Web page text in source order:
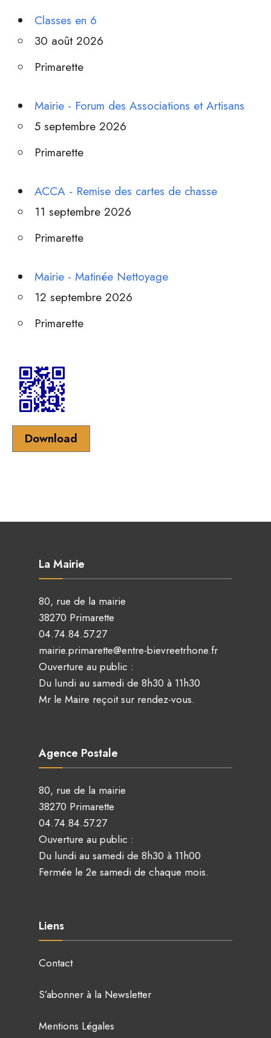
Classes en 6
30 août 2026
Primarette
Mairie - Forum des Associations et Artisans
5 septembre 2026
Primarette
ACCA - Remise des cartes de chasse
11 septembre 2026
Primarette
Mairie - Matinée Nettoyage
12 septembre 2026
Primarette
Download
La Mairie
80, rue de la mairie
38270 Primarette
04.74.84.57.27
mairie.primarette@entre-bievreetrhone.fr
Ouverture au public :
Du lundi au samedi de 8h30 à 11h30
Mr le Maire reçoit sur rendez-vous.
Agence Postale
80, rue de la mairie
38270 Primarette
04.74.84.57.27
Ouverture au public :
Du lundi au samedi de 8h30 à 11h00
Fermée le 2e samedi de chaque mois.
Liens
Contact
S’abonner à la Newsletter
Mentions Légales